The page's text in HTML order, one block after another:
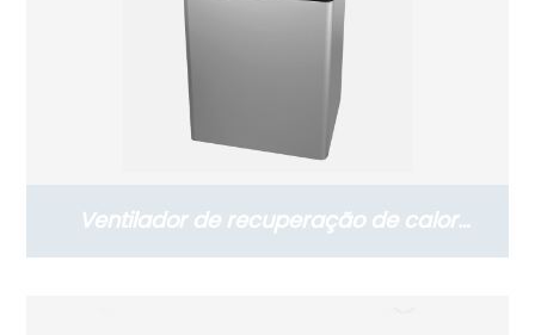
Ventilador de recuperação de calor